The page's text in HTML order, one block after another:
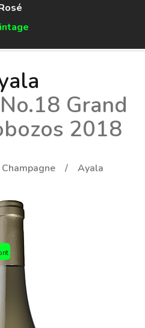
Grand
2018
Champagne Ayala